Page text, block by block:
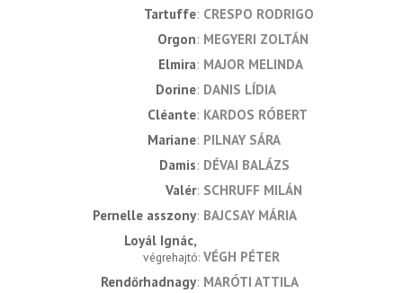
Tartuffe CRESPO RODRIGO
Orgon MEGYERI ZOLTÁN
Elmira MAJOR MELINDA
Dorine DANIS LÍDIA
Cléante KARDOS RÓBERT
Mariane PILNAY SÁRA
Damis DÉVAI BALÁZS
Valér SCHRUFF MILÁN
Pernelle asszony BAJCSAY MÁRIA
Loyál Ignác
végrehajtó VÉGH PÉTER
Rendőrhadnagy MARÓTI ATTILA